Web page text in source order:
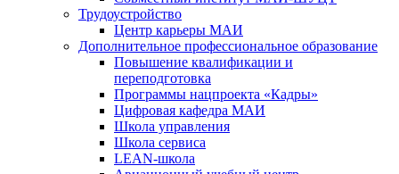
Трудоустройство
Центр карьеры МАИ
Дополнительное профессиональное образование
Повышение квалификации и
переподготовка
Программы нацпроекта «Кадры»
Цифровая кафедра МАИ
Школа управления
Школа сервиса
LEAN-школа